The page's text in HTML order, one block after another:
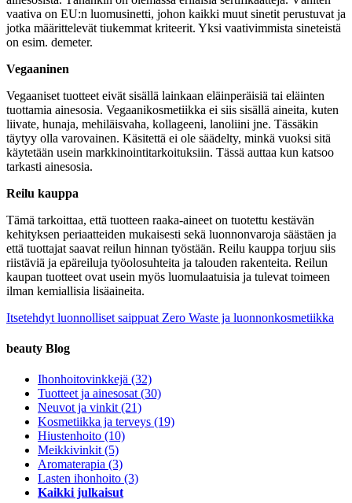
vaativa on EU:n luomusinetti, johon kaikki muut sinetit perustuvat ja
jotka määrittelevät tiukemmat kriteerit. Yksi vaativimmista sineteistä
on esim. demeter.
Vegaaninen
Vegaaniset tuotteet eivät sisällä lainkaan eläinperäisiä tai eläinten
tuottamia ainesosia. Vegaanikosmetiikka ei siis sisällä aineita, kuten
liivate, hunaja, mehiläisvaha, kollageeni, lanoliini jne. Tässäkin
täytyy olla varovainen. Käsitettä ei ole säädelty, minkä vuoksi sitä
käytetään usein markkinointitarkoituksiin. Tässä auttaa kun katsoo
tarkasti ainesosia.
Reilu kauppa
Tämä tarkoittaa, että tuotteen raaka-aineet on tuotettu kestävän
kehityksen periaatteiden mukaisesti sekä luonnonvaroja säästäen ja
että tuottajat saavat reilun hinnan työstään. Reilu kauppa torjuu siis
riistäviä ja epäreiluja työolosuhteita ja talouden rakenteita. Reilun
kaupan tuotteet ovat usein myös luomulaatuisia ja tulevat toimeen
ilman kemiallisia lisäaineita.
Itsetehdyt luonnolliset saippuat Zero Waste ja luonnonkosmetiikka
beauty Blog
Ihonhoitovinkkejä (32)
Tuotteet ja ainesosat(30)
Neuvot ja vinkit(21)
Kosmetiikka ja terveys (19)
Hiustenhoito (10)
Meikkivinkit(5)
Aromaterapia (3)
Lasten ihonhoito (3)
Kaikki julkaisut